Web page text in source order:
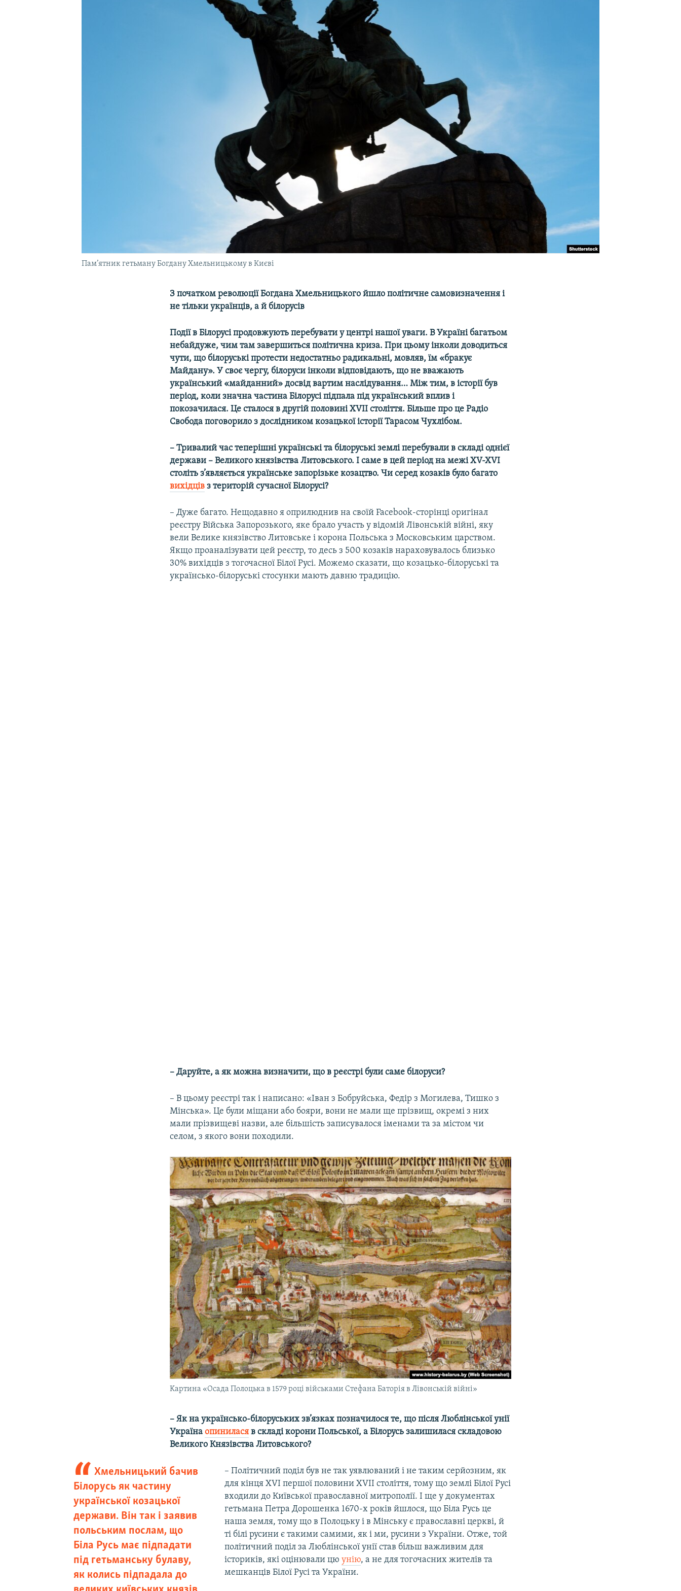
Пам’ятник гетьману Богдану Хмельницькому в Києві
З початком революції Богдана Хмельницького йшло політичне самовизначення і
не тільки українців, а й білорусів
Події в Білорусі продовжують перебувати у центрі нашої уваги. В Україні багатьом
небайдуже, чим там завершиться політична криза. При цьому інколи доводиться
чути, що білоруські протести недостатньо радикальні, мовляв, їм «бракує
Майдану». У своє чергу, білоруси інколи відповідають, що не вважають
український «майданний» досвід вартим наслідування… Між тим, в історії був
період, коли значна частина Білорусі підпала під український вплив і
покозачилася. Це сталося в другій половині XVII століття. Більше про це Радіо
Свобода поговорило з дослідником козацької історії Тарасом Чухлібом.
– Тривалий час теперішні українські та білоруські землі перебували в складі однієї
держави – Великого князівства Литовського. І саме в цей період на межі XV-XVI
століть з’являється українське запорізьке козацтво. Чи серед козаків було багато
вихідців з територій сучасної Білорусі?
– Дуже багато. Нещодавно я оприлюднив на своїй Facebook-сторінці оригінал
реєстру Війська Запорозького, яке брало участь у відомій Лівонській війні, яку
вели Велике князівство Литовське і корона Польська з Московським царством.
Якщо проаналізувати цей реєстр, то десь з 500 козаків нараховувалось близько
30% вихідців з тогочасної Білої Русі. Можемо сказати, що козацько-білоруські та
українсько-білоруські стосунки мають давню традицію.
– Даруйте, а як можна визначити, що в реєстрі були саме білоруси?
– В цьому реєстрі так і написано: «Іван з Бобруйська, Федір з Могилева, Тишко з
Мінська». Це були міщани або бояри, вони не мали ще прізвищ, окремі з них
мали прізвищеві назви, але більшість записувалося іменами та за містом чи
селом, з якого вони походили.
Kартинa «Осада Полоцька в 1579 році військами Стефана Баторія в Лівонській війні»
– Як на українсько-білоруських зв’язках позначилося те, що після Люблінської унії
Українаопинилася в складі корони Польської, а Білорусь залишилася складовою
Великого Князівства Литовського?
Хмельницький бачив
Білорусь як частину
української козацької
держави. Він так і заявив
польським послам, що
Біла Русь має підпадати
під гетьманську булаву,
як колись підпадала до
– Політичний поділ був не так уявлюваний і не таким серйозним, як
для кінця XVI першої половини XVII століття, тому що землі Білої Русі
входили до Київської православної митрополії. І ще у документах
гетьмана Петра Дорошенка 1670-х років йшлося, що Біла Русь це
наша земля, тому що в Полоцьку і в Мінську є православні церкві, й
ті білі русини є такими самими, як і ми, русини з України. Отже, той
політичний поділ за Люблінської унії став більш важливим для
істориків, які оцінювали цю унію, а не для тогочасних жителів та
мешканців Білої Русі та України.